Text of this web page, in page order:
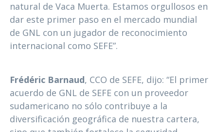
natural de Vaca Muerta. Estamos orgullosos en
dar este primer paso en el mercado mundial
de GNL con un jugador de reconocimiento
internacional como SEFE”.
Frédéric Barnaud, CCO de SEFE, dijo: “El primer
acuerdo de GNL de SEFE con un proveedor
sudamericano no sólo contribuye a la
diversificación geográfica de nuestra cartera,